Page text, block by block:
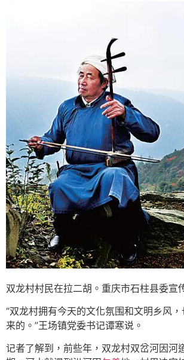
双龙村村民在拉二胡。重庆市石柱县委宣
“双龙村拥有今天的文化氛围和文明乡风
来的。”王场镇党委书记谭寒说。
记者了解到，前些年，双龙村双岔河因河